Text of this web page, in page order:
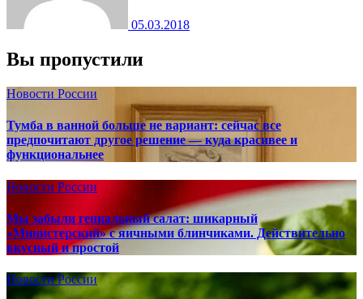
05.03.2018
Вы пропустили
Новости России
Тумба в ванной больше не вариант: сейчас все
предпочитают другое решение — куда красивее и
функциональнее
Новости России
Мы забыли гениальный салат: шикарный
«Министерский» с яичными блинчиками. Действительно
вкусный и простой
Новости России